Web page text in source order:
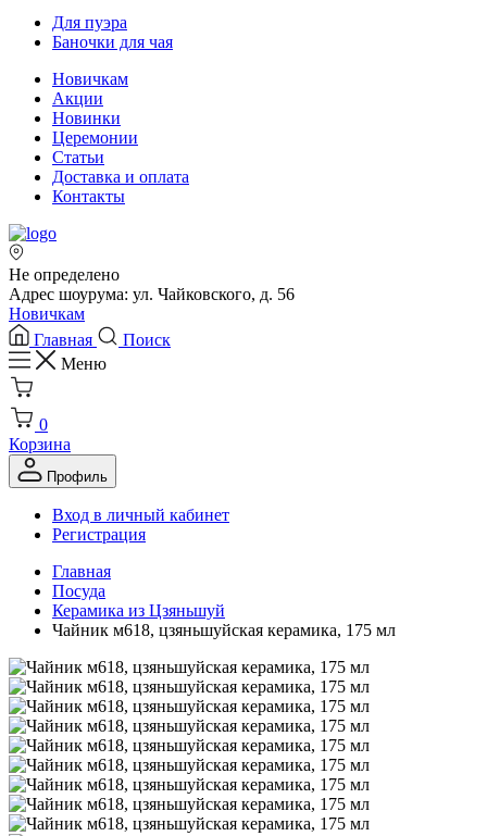
Для пуэра
Баночки для чая
Новичкам
Акции
Новинки
Церемонии
Статьи
Доставка и оплата
Контакты
Не определено
Адрес шоурума: ул. Чайковского, д. 56
Новичкам
Главная
Поиск
Меню
0
Корзина
Профиль
Вход в личный кабинет
Регистрация
Главная
Посуда
Керамика из Цзяньшуй
Чайник м618, цзяньшуйская керамика, 175 мл